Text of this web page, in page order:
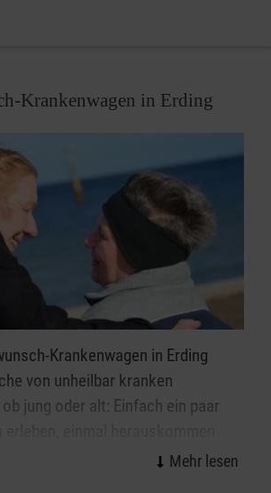
Krankenwagen in Erding
Krankenwagen in Erding
von unheilbar kranken
jung oder alt: Einfach ein paar